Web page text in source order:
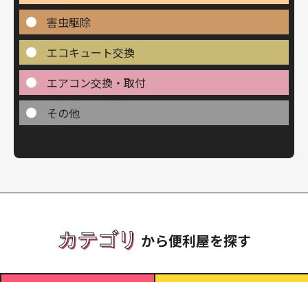
害虫駆除
エコキュート交換
エアコン交換・取付
その他
カテゴリ から便利屋を探す